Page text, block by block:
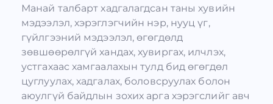
Манай талбарт хадгалагдсан таны хувийн
мэдээлэл, хэрэглэгчийн нэр, нууц үг,
гүйлгээний мэдээлэл, өгөгдөлд
зөвшөөрөлгүй хандах, хувиргах, илчлэх,
устгахаас хамгаалахын тулд бид өгөгдөл
цуглуулах, хадгалах, боловсруулах болон
аюулгүй байдлын зохих арга хэрэгслийг авч